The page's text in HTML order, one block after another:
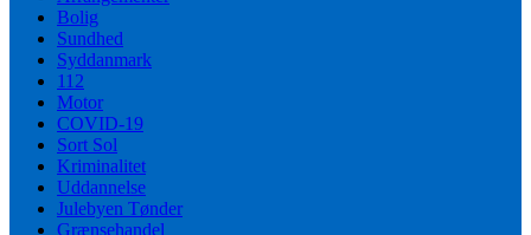
Bolig
Sundhed
Syddanmark
112
Motor
COVID-19
Sort Sol
Kriminalitet
Uddannelse
Julebyen Tønder
Grænsehandel